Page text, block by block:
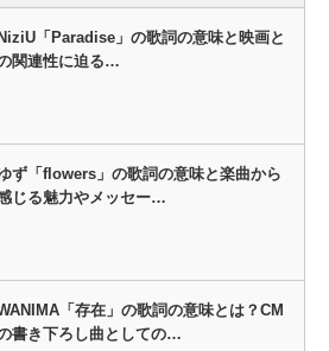
「Paradise」の歌詞の意味と映画と
関連性に迫る…
ず「flowers」の歌詞の意味と楽曲から
じる魅力やメッセー…
「存在」の歌詞の意味とは？CM
書き下ろし曲としての…